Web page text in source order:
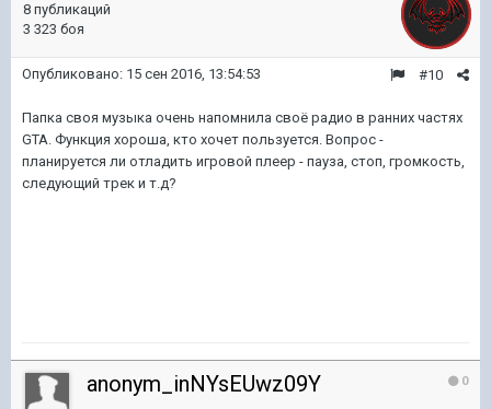
8 публикаций
3 323 боя
#10
Опубликовано: 15 сен 2016, 13:54:53
Папка своя музыка очень напомнила своё радио в ранних частях
GTA. Функция хороша, кто хочет пользуется. Вопрос -
планируется ли отладить игровой плеер - пауза, стоп, громкость,
следующий трек и т.д?
0
anonym_inNYsEUwz09Y